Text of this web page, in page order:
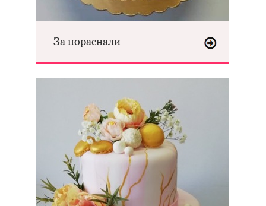
За пораснали